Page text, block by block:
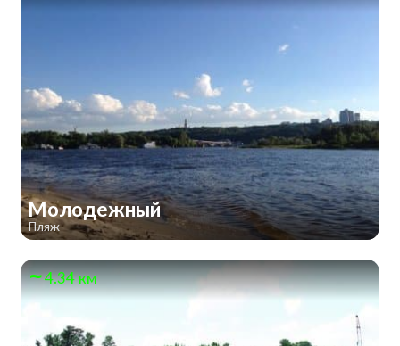
Молодежный
Пляж
4.34 км